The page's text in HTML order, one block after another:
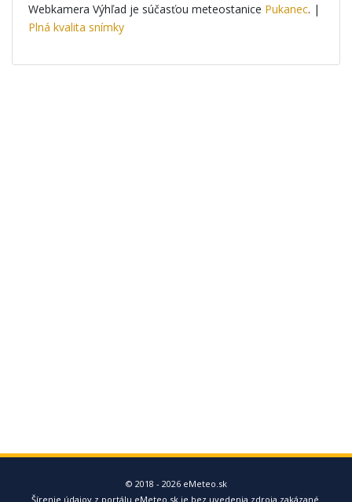
Webkamera Výhľad je súčasťou meteostanice Pukanec. |
Plná kvalita snímky
© 2018 - 2026 eMeteo.sk
Šírenie údajov z portálu eMeteo.sk je bez uvedenia zdroja zakázané.